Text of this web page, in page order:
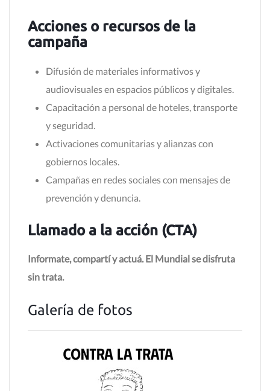
Acciones o recursos de la
campaña
Difusión de materiales informativos y
audiovisuales en espacios públicos y digitales.
Capacitación a personal de hoteles, transporte
y seguridad.
Activaciones comunitarias y alianzas con
gobiernos locales.
Campañas en redes sociales con mensajes de
prevención y denuncia.
Llamado a la acción (CTA)
Informate, compartí y actuá. El Mundial se disfruta
sin trata.
Galería de fotos